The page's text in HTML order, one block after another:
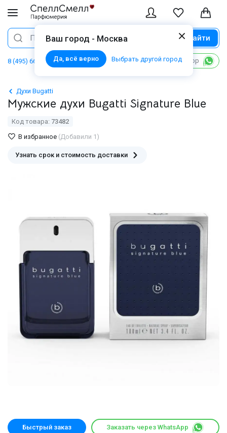
Ваш город - Москва
Да, всё верно Выбрать другой город
Поиск Найти
8 (495) 668 06 02 Написать в WhatsApp
Духи Bugatti
Мужские духи Bugatti Signature Blue
Код товара: 73482
В избранное (Добавили 1)
Узнать срок и стоимость доставки
Быстрый заказ Заказать через WhatsApp